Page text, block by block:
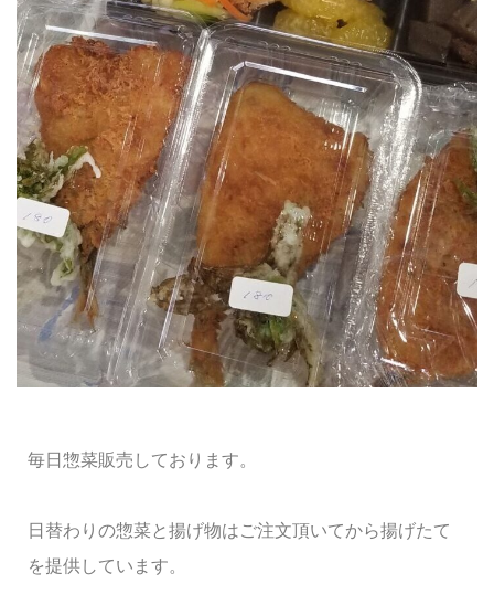
毎日惣菜販売しております。
日替わりの惣菜と揚げ物はご注文頂いてから揚げたて
を提供しています。